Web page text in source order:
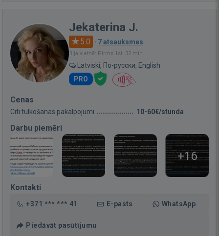
Jekaterina J.
5.0 · 7 atsauksmes
Bija vietnē: Pirms 1st. 32 min.
Latviski, По-русски, English
PRO
Cenas
Citi tulkošanas pakalpojumi 10-60€/stunda
Darbu piemēri
+16
Kontakti
+371 *** *** 41 E-pasts WhatsApp
Piedāvāt pasūtījumu